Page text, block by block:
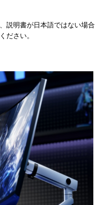
説明書が日本語ではない場合
ださい。